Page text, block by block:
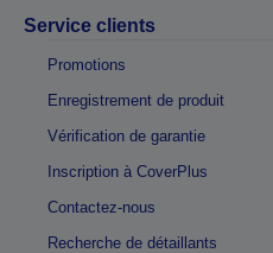
Service clients
Promotions
Enregistrement de produit
Vérification de garantie
Inscription à CoverPlus
Contactez-nous
Recherche de détaillants